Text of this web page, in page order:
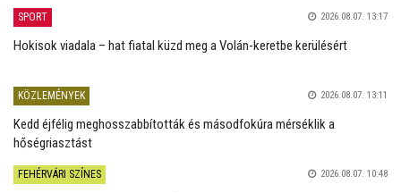
SPORT 2026.08.07. 13:17
Hokisok viadala – hat fiatal küzd meg a Volán-keretbe kerülésért
KÖZLEMÉNYEK 2026.08.07. 13:11
Kedd éjfélig meghosszabbították és másodfokúra mérséklik a
hőségriasztást
FEHÉRVÁRI SZÍNES 2026.08.07. 10:48